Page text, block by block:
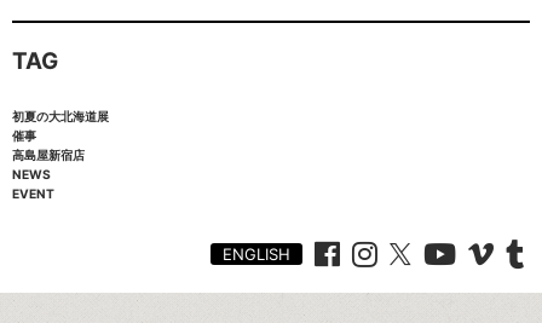
TAG
初夏の大北海道展
催事
高島屋新宿店
NEWS
EVENT
ENGLISH